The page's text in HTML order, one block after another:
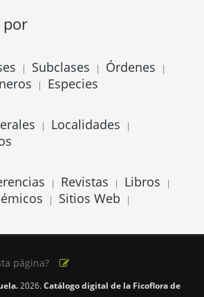
por
| Subclases | Órdenes |
| Especies
| Localidades |
| Revistas | Libros |
| Sitios Web |
página?
2026.Catálogo digital de la Ficoflora de